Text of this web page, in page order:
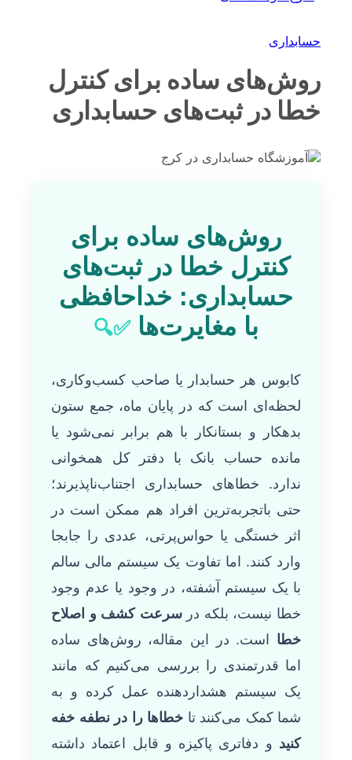
حسابداری
روش‌های ساده برای کنترل
خطا در ثبت‌های حسابداری
روش‌های ساده برای
کنترل خطا در ثبت‌های
حسابداری: خداحافظی
با مغایرت‌ها✅🔍
کابوس هر حسابدار یا صاحب کسب‌وکاری،
لحظه‌ای است که در پایان ماه، جمع ستون
بدهکار و بستانکار با هم برابر نمی‌شود یا
مانده حساب بانک با دفتر کل همخوانی
ندارد. خطاهای حسابداری اجتناب‌ناپذیرند؛
حتی باتجربه‌ترین افراد هم ممکن است در
اثر خستگی یا حواس‌پرتی، عددی را جابجا
وارد کنند. اما تفاوت یک سیستم مالی سالم
با یک سیستم آشفته، در وجود یا عدم وجود
خطا نیست، بلکه درسرعت کشف و اصلاح
خطا است. در این مقاله، روش‌های ساده
اما قدرتمندی را بررسی می‌کنیم که مانند
یک سیستم هشداردهنده عمل کرده و به
شما کمک می‌کنند تا خطاها را در نطفه خفه
کنید و دفاتری پاکیزه و قابل اعتماد داشته